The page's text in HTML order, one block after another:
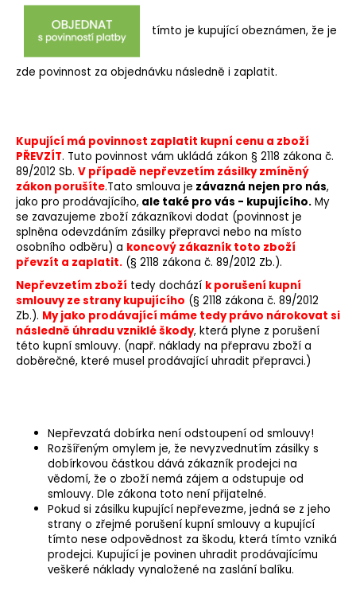
tímto je kupující obeznámen, že je
zde povinnost za objednávku následně i zaplatit.
Kupující má povinnost zaplatit kupní cenu a zboží
PŘEVZÍT. Tuto povinnost vám ukládá zákon § 2118 zákona č.
89/2012 Sb. V případě nepřevzetím zásilky zmíněný
zákon porušíte.Tato smlouva je závazná nejen pro nás,
jako pro prodávajícího, ale také pro vás - kupujícího. My
se zavazujeme zboží zákazníkovi dodat (povinnost je
splněna odevzdáním zásilky přepravci nebo na místo
osobního odběru) a koncový zákazník toto zboží
převzít a zaplatit. (§ 2118 zákona č. 89/2012 Zb.).
Nepřevzetím zboží tedy dochází k porušení kupní
smlouvyze strany kupujícího (§ 2118 zákona č. 89/2012
Zb.). My jako prodávající máme tedyprávo nárokovat si
následně úhradu vzniklé škody, která plyne z porušení
této kupní smlouvy. (např. náklady na přepravu zboží a
doběrečné, které musel prodávající uhradit přepravci.)
Nepřevzatá dobírka není odstoupení od smlouvy!
Rozšířeným omylem je, že nevyzvednutím zásilky s
dobírkovou částkou dává zákazník prodejci na
vědomí, že o zboží nemá zájem a odstupuje od
smlouvy. Dle zákona toto není přijatelné.
Pokud si zásilku kupující nepřevezme, jedná se z jeho
strany o zřejmé porušení kupní smlouvy a kupující
tímto nese odpovědnost za škodu, která tímto vzniká
prodejci. Kupující je povinen uhradit prodávajícímu
veškeré náklady vynaložené na zaslání balíku.
o
p
o
r
u
č
u
j
e
m
e